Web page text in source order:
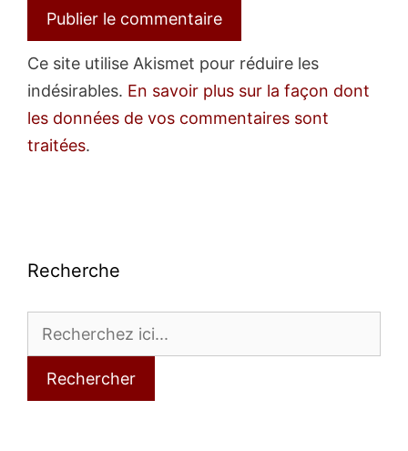
Ce site utilise Akismet pour réduire les
indésirables. En savoir plus sur la façon dont
les données de vos commentaires sont
traitées.
Recherche
Rechercher